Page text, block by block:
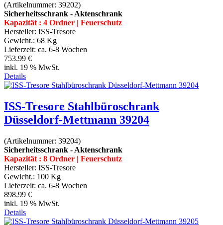
(Artikelnummer: 39202)
Sicherheitsschrank - Aktenschrank
Kapazität : 4 Ordner | Feuerschutz
Hersteller: ISS-Tresore
Gewicht.: 68 Kg
Lieferzeit: ca. 6-8 Wochen
753.99 €
inkl. 19 % MwSt.
Details
ISS-Tresore Stahlbüroschrank
Düsseldorf-Mettmann 39204
(Artikelnummer: 39204)
Sicherheitsschrank - Aktenschrank
Kapazität : 8 Ordner | Feuerschutz
Hersteller: ISS-Tresore
Gewicht.: 100 Kg
Lieferzeit: ca. 6-8 Wochen
898.99 €
inkl. 19 % MwSt.
Details